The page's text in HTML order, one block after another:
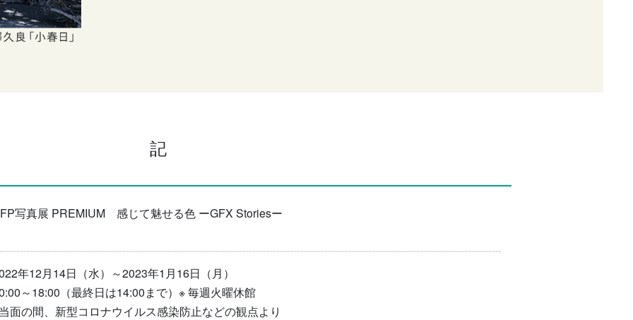
記
写真展 PREMIUM 感じて魅せる色 ーGFX Storiesー
年12月14日（水）～2023年1月16日（月）
～18:00（最終日は14:00まで） ※ 毎週火曜休館
面の間、新型コロナウイルス感染防止などの観点より